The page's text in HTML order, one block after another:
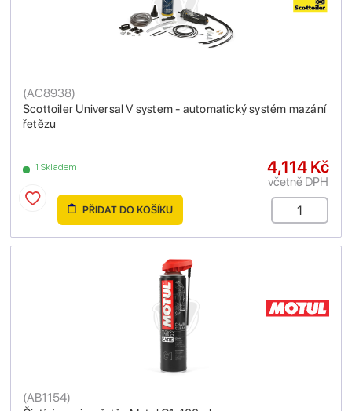
Scottoiler Universal V system - automatický systém mazání
řetězu
(AC8938)
1 Skladem 4,114 Kč
včetně DPH
PŘIDAT DO KOŠÍKU
(AB1154)